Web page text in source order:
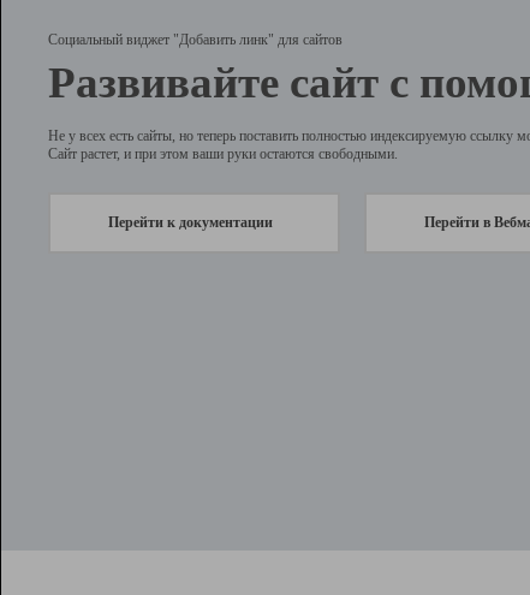
Социальный виджет "Добавить линк" для сайтов
Развивайте сайт с
Не у всех есть сайты, но теперь поставить полностью индексируемую
Сайт растет, и при этом ваши руки остаются свободными.
Перейти к документации Перейти в